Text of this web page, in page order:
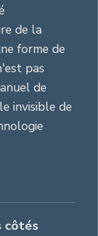
de la
forme de
pas
de
invisible de
côtés